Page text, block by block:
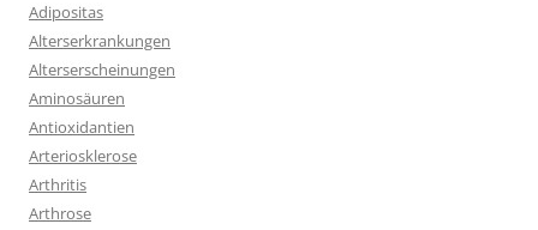
Adipositas
Alterserkrankungen
Alterserscheinungen
Aminosäuren
Antioxidantien
Arteriosklerose
Arthritis
Arthrose